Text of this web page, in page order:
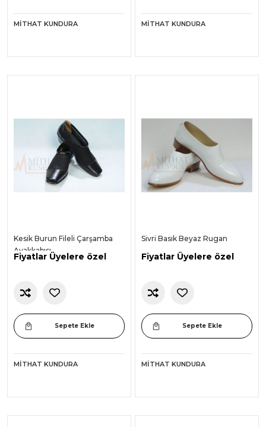
MITHAT KUNDURA MITHAT KUNDURA
Kesik Burun Fileli Çarşamba
Ayakkabısı
Fiyatlar Üyelere özel
Sepete Ekle
MITHAT KUNDURA
Sivri Basık Beyaz Rugan
Fiyatlar Üyelere özel
Sepete Ekle
MITHAT KUNDURA